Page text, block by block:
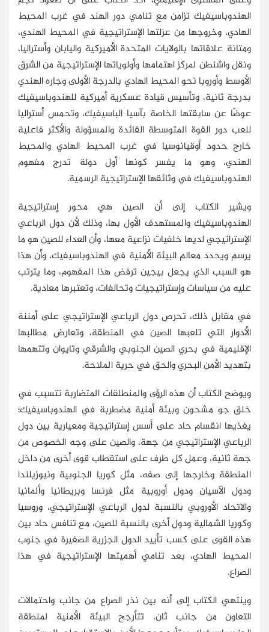
الهندوباسيفيك تزامن مع تنامي دور الهند في غرب المحيط
الهادي، وخروجها من عزلتها الإستراتيجية في المحيط الهندي،
ومتانة علاقاتها بالولايات المتحدة الأميركية واليابان وأستراليا،
ونقل واشنطن لمركز اهتمامها وأولوياتها الإستراتيجية من الشرق
الأوسط وأوروبا نحو المحيط الهادي بالدرجة الأولى وجاره الهندي
بدرجة ثانية، وتأسيس قيادة عسكرية أميركية للهندوباسيفيك
عوضًا عن سابقتها الخاصة بآسيا الباسيفيك، وتحمس أستراليا
للعب دور القوة المتوسطة القائدة والمسؤولة والأكثر فاعلية
خارج حدود أوقيانوسيا في غرب المحيط الهادي والمحيط
الهندي، وهو ما يفسر كونها أول دولة تدرج مفهوم
الهندوباسيفيك في وثائقها الإستراتيجية الرسمية.
ويشير الكتاب إلى أن الصين هي محور إستراتيجية
الهندوباسيفيك والمستهدف الأول بها، وذلك لأن دول الرباعي
الإستراتيجي لديها خلفيات نزاعية معها، وأن العداء للصين هو ما
يرسم ويحدد معالم البيئة الأمنية في الهندوباسيفيك، وأن هذا
هو السبب الذي يجعل بيجين ترفض هذا المفهوم، وما يترتب
عليه من سياسات وإستراتيجيات وتحالفات، وتعتبرها معادية.
في مقابل ذلك، تحرص دول الرباعي الإستراتيجي على أمننة
الأدوار التي تلعبها الصين في المنطقة، وتعارض مطالبها
الإقليمية في بحري الصين الجنوبي والشرقي وتايوان وتتهمها
بتهديد الأمن البحري والحق في حرية الملاحة.
ويوضح الكتاب أن هذه الرؤى والمنطلقات المتضاربة تتسبب في
خلق جو مشحون وبيئة أمنية مضطربة في الهندوباسيفيك؛
يغذيها انقسام حاد على أسس إستراتيجية ومعيارية بين دول
الرباعي الإستراتيجي من جهة، والصين على وجه الخصوص من
جهة ثانية، وعمل كل طرف على استقطاب قوى أخرى من داخل
المنطقة وخارجها إلى صفه، مثل كوريا الجنوبية ونيوزيلندا
ودول الآسيان ودول أوروبية مثل فرنسا وبريطانيا وألمانيا
والاتحاد الأوروبي بالنسبة لدول الرباعي الإستراتيجي، وروسيا
وكوريا الشمالية ودول أخرى بالنسبة للصين، مع تنافس حاد بين
هذه القوى على كسب تأييد الدول الجزرية الصغيرة في جنوب
المحيط الهادي، بعد تنامي أهميتها الإستراتيجية في هذا
الصراع.
وينتهي الكتاب إلى أنه بين نذر الصراع من جانب واحتمالات
التعاون من جانب ثان، تتأرجح البيئة الأمنية لمنطقة